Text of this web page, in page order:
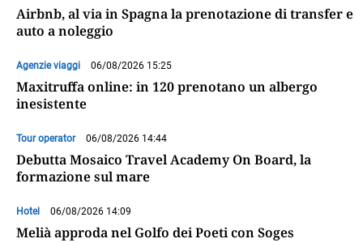
Airbnb, al via in Spagna la prenotazione di transfer e
auto a noleggio
Agenzie viaggi 06/08/2026 15:25
Maxitruffa online: in 120 prenotano un albergo
inesistente
Tour operator 06/08/2026 14:44
Debutta Mosaico Travel Academy On Board, la
formazione sul mare
Hotel 06/08/2026 14:09
Melià approda nel Golfo dei Poeti con Soges